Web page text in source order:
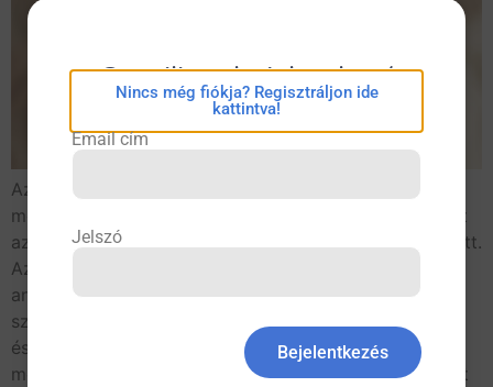
Az antropozófus gyógyítás az ember holisztikus
megközelítésén alapul, figyelembe veszi a kapcsolatot
az ember lelki-szellemi és fizikai-testi működése között.
Az akadémikus orvoslásra alapozva egészíti ki azt az
antropozófiai megközelítéssel. Az egész embert tartja
szem előtt, bizonyítékokra épít, az optimális egészség
és gyógyulás érdekében minden elfogadható terápiás
megközelítést, egészségmegőrző eljárást és módszert
eConsilium bejelentkezés
Nincs még fiókja? Regisztráljon ide
kattintva!
Email cím
Jelszó
Bejelentkezés